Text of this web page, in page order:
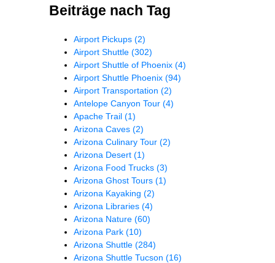
Beiträge nach Tag
Airport Pickups (2)
Airport Shuttle (302)
Airport Shuttle of Phoenix (4)
Airport Shuttle Phoenix (94)
Airport Transportation (2)
Antelope Canyon Tour (4)
Apache Trail (1)
Arizona Caves (2)
Arizona Culinary Tour (2)
Arizona Desert (1)
Arizona Food Trucks (3)
Arizona Ghost Tours (1)
Arizona Kayaking (2)
Arizona Libraries (4)
Arizona Nature (60)
Arizona Park (10)
Arizona Shuttle (284)
Arizona Shuttle Tucson (16)